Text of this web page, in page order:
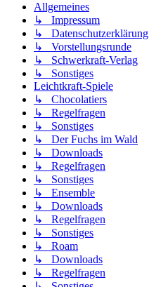
Allgemeines
↳ Impressum
↳ Datenschutzerklärung
↳ Vorstellungsrunde
↳ Schwerkraft-Verlag
↳ Sonstiges
Leichtkraft-Spiele
↳ Chocolatiers
↳ Regelfragen
↳ Sonstiges
↳ Der Fuchs im Wald
↳ Downloads
↳ Regelfragen
↳ Sonstiges
↳ Ensemble
↳ Downloads
↳ Regelfragen
↳ Sonstiges
↳ Roam
↳ Downloads
↳ Regelfragen